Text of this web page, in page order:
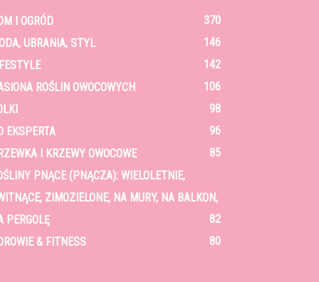
I OGRÓD
370
UBRANIA, STYL
146
142
ROŚLIN OWOCOWYCH
106
98
EKSPERTA
96
I KRZEWY OWOCOWE
85
PNĄCE (PNĄCZA): WIELOLETNIE,
ZIMOZIELONE, NA MURY, NA BALKON,
PERGOLĘ
82
& FITNESS
80